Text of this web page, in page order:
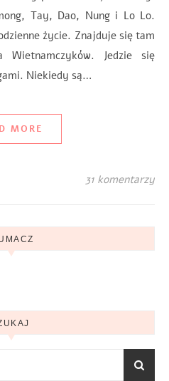
Tay, Dao, Nung i Lo Lo.
życie. Znajduje się tam
Jedzie się
Niekiedy są…
MORE
31 komentarzy